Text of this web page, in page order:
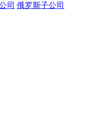
司 俄罗斯子公司